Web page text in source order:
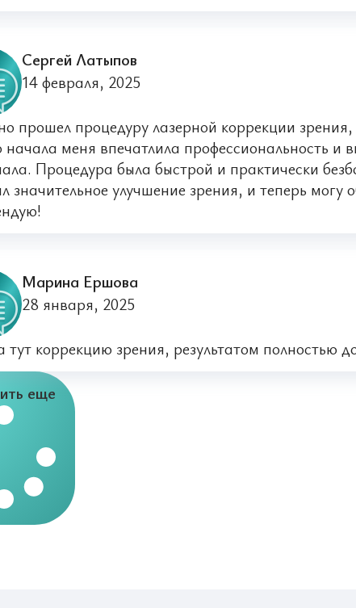
Сергей Латыпов
14 февраля, 2025
прошел процедуру лазерной коррекции
начала меня впечатлила профессиональность и
Процедура была быстрой и практически
значительное улучшение зрения, и теперь могу
Марина Ершова
28 января, 2025
тут коррекцию зрения, результатом полностью
еще